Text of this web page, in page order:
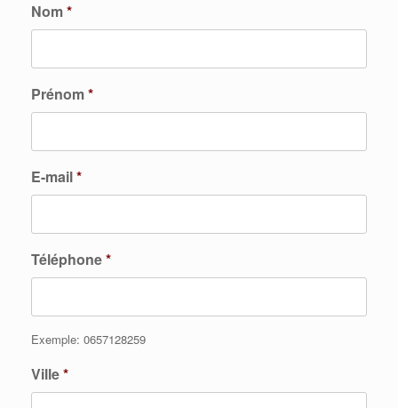
Nom*
Prénom*
E-mail*
Téléphone*
Exemple: 0657128259
Ville*